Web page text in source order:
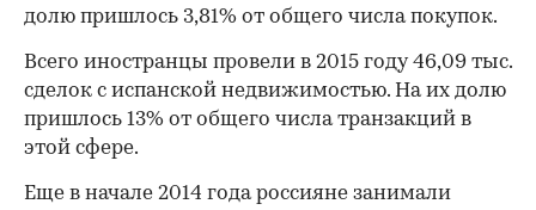
долю пришлось 3,81% от общего числа покупок.
Всего иностранцы провели в 2015 году 46,09 тыс.
сделок с испанской недвижимостью. На их долю
пришлось 13% от общего числа транзакций в
этой сфере.
Еще в начале 2014 года россияне занимали